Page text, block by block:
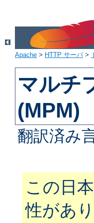
Apache > HTTP サーバ>
マルチ
(MPM)
翻訳済み
この日
性があ